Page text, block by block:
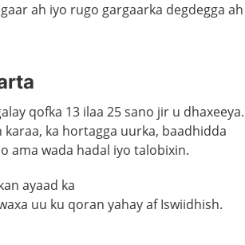
ah iyo rugo gargaarka degdegga ah
qofka 13 ilaa 25 sano jir u dhaxeeya.
ka hortagga uurka, baadhidda
ama wada hadal iyo talobixin.
ayaad ka
uu ku qoran yahay af Iswiidhish.